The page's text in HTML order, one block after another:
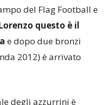
del Flag Football e
questo è il
e dopo due bronzi
2012) è arrivato
degli azzurrini è